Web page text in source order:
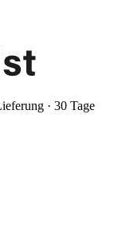
· 30 Tage